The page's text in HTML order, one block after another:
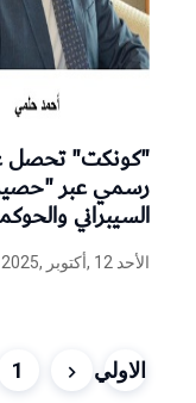
رسمي عبر
السيبراني
الأحد 12 ,أكتوبر ,2025
الاولي 1